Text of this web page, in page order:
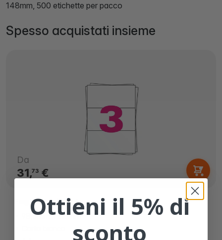
148mm, 500 etichette per pacco
Spesso acquistati insieme
Da
31,73€
Fogli adesivi A4
98,5mm x 210mm
Ottieni il 5% di
sconto